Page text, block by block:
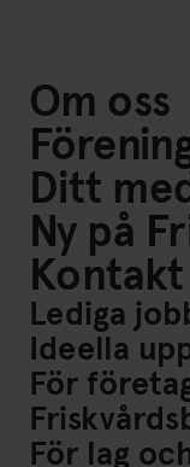
Om oss
Ditt
Ny på
Kontakt
Lediga
Ideella
För
För lag